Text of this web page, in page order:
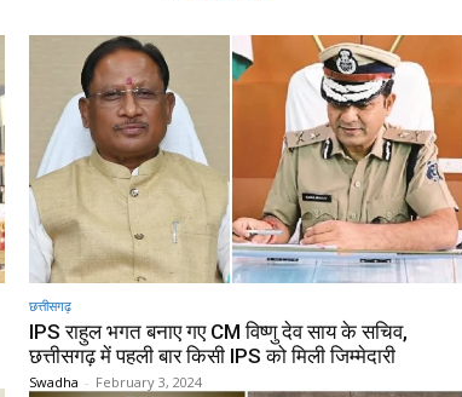
छत्तीसगढ़
IPS राहुल भगत बनाए गए CM विष्‍णु देव साय के सचिव,
छत्तीसगढ़ में पहली बार किसी IPS को मिली जिम्मेदारी
Swadha - February 3, 2024